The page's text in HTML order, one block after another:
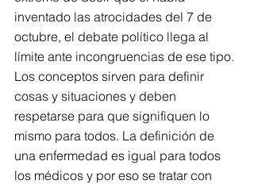
inventado las atrocidades del 7 de
octubre, el debate político llega al
límite ante incongruencias de ese tipo.
Los conceptos sirven para definir
cosas y situaciones y deben
respetarse para que signifiquen lo
mismo para todos. La definición de
una enfermedad es igual para todos
los médicos y por eso se tratar con